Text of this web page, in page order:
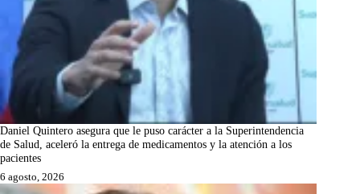
Daniel Quintero asegura que le puso carácter a la Superintendencia
de Salud, aceleró la entrega de medicamentos y la atención a los
pacientes
6 agosto, 2026